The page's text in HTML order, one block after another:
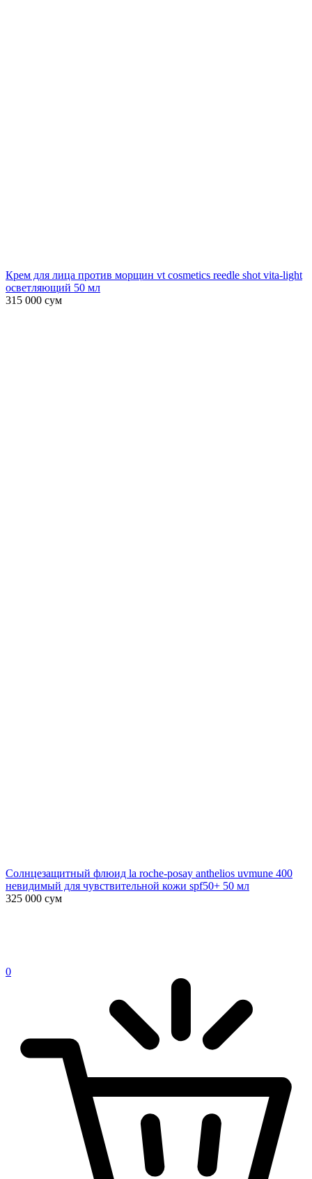
Крем для лица против морщин vt cosmetics reedle shot vita-light
осветляющий 50 мл
315 000 сум
Солнцезащитный флюид la roche-posay anthelios uvmune 400
невидимый для чувствительной кожи spf50+ 50 мл
325 000 сум
0